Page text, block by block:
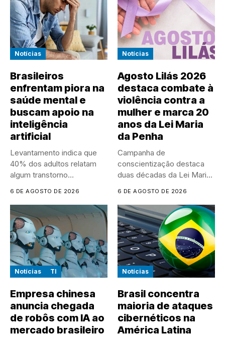
Notícias
Brasileiros
enfrentam piora na
saúde mental e
buscam apoio na
inteligência
artificial
Levantamento indica que
40% dos adultos relatam
algum transtorno
6 DE AGOSTO DE 2026
Notícias
Agosto Lilás 2026
destaca combate à
violência contra a
mulher e marca 20
anos da Lei Maria
da Penha
Campanha de
conscientização destaca
duas décadas da Lei Maria
6 DE AGOSTO DE 2026
Notícias TI
Empresa chinesa
anuncia chegada
de robôs com IA ao
mercado brasileiro
Notícias
Brasil concentra
maioria de ataques
cibernéticos na
América Latina